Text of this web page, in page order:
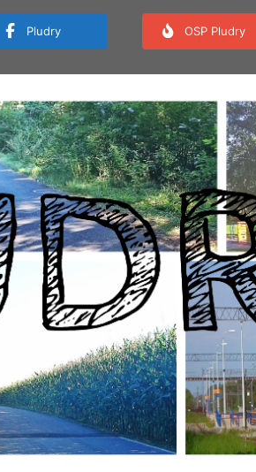
Pludry OSP Pludry